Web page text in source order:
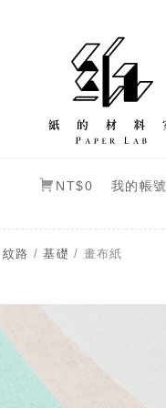
NT$0 我的帳號
紋路 /基礎 / 畫布紙